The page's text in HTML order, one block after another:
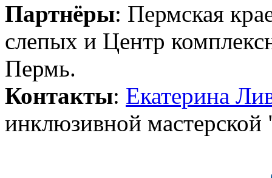
Партнёры: Пермская
слепых и Центр
Пермь.
Контакты: Екатерина
инклюзивной